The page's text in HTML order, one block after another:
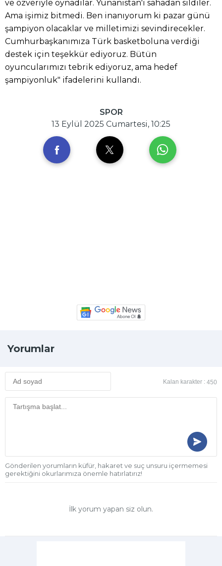
ve özveriyle oynadılar. Yunanistan'ı sahadan sildiler.
Ama işimiz bitmedi. Ben inanıyorum ki pazar günü
şampiyon olacaklar ve milletimizi sevindirecekler.
Cumhurbaşkanımıza Türk basketboluna verdiği
destek için teşekkür ediyoruz. Bütün
oyuncularımızı tebrik ediyoruz, ama hedef
şampiyonluk" ifadelerini kullandı.
SPOR
13 Eylül 2025 Cumartesi, 10:25
Yorumlar
Kalan karakter : 450
Gönderilen yorumların küfür, hakaret ve suç unsuru içermemesi
gerektiğini okurlarımıza önemle hatırlatırız!
İlk yorum yapan siz olun.